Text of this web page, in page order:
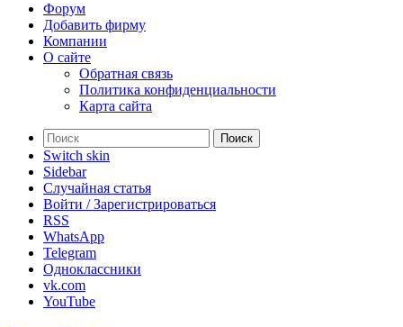
Форум
Добавить фирму
Компании
О сайте
Обратная связь
Политика конфиденциальности
Карта сайта
Поиск
Switch skin
Sidebar
Случайная статья
Войти / Зарегистрироваться
RSS
WhatsApp
Telegram
Одноклассники
vk.com
YouTube